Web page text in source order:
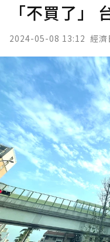
「不買了」
2024-05-08 13:12 經